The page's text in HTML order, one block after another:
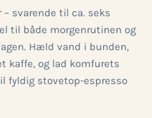
svarende til ca. seks
til både morgenrutinen og
Hæld vand i bunden,
kaffe, og lad komfurets
fyldig stovetop-espresso